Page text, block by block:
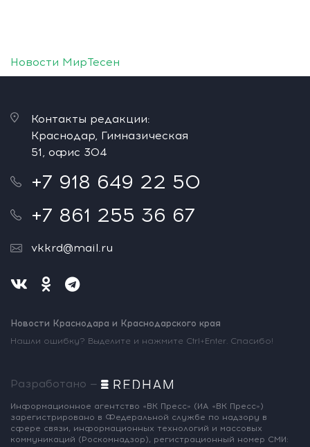
Новости МирТесен
Контакты редакции:
Краснодар, Гимназическая
51, офис 304
+7 918 649 22 50
+7 861 255 36 67
vkkrd@mail.ru
Новости Краснодара и Краснодарского края
Нашли ошибку? Выделите и нажмите Ctrl+Enter. Спасибо!
Разработано —
Информационное агентство «ВК Пресс» (ИА «ВК Пресс»)
зарегистрировано в Федеральной службе по надзору в
сфере связи, информационных технологий и массовых
коммуникаций (Роскомнадзор), регистрационный номер СМИ: